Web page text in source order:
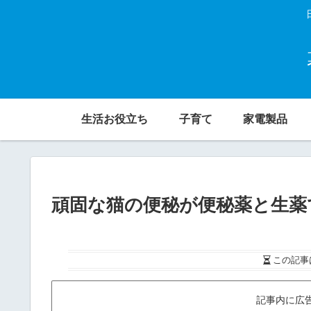
生活お役立ち 子育て 家電製品
頑固な猫の便秘が便秘薬と生
この記事
記事内に広